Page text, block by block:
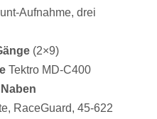
Aufnahme, drei
(2×9)
Tektro MD-C400
Naben
RaceGuard, 45-622